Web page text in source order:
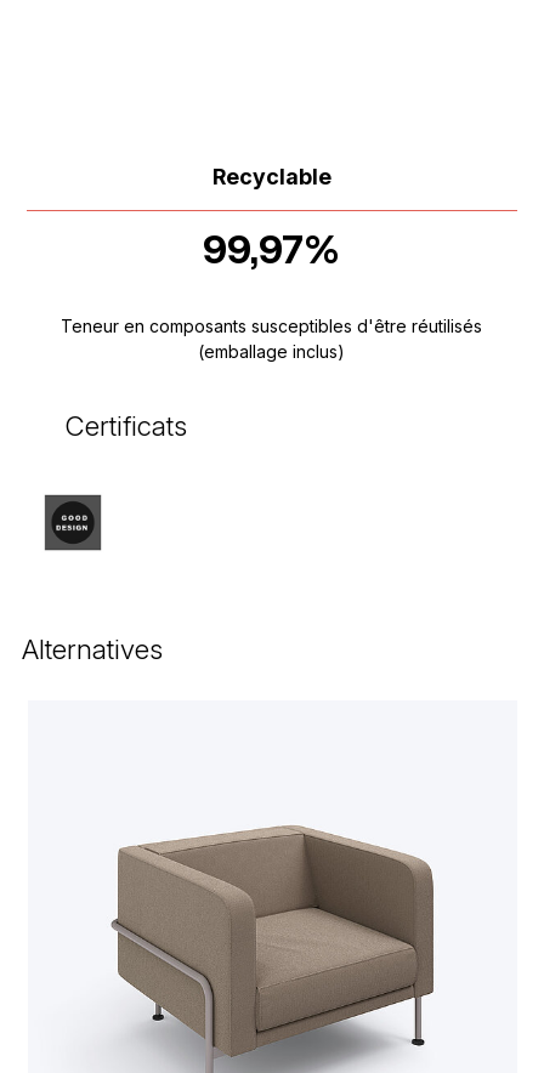
Recyclable
99,97%
Teneur en composants susceptibles d'être réutilisés
(emballage inclus)
Certificats
Alternatives